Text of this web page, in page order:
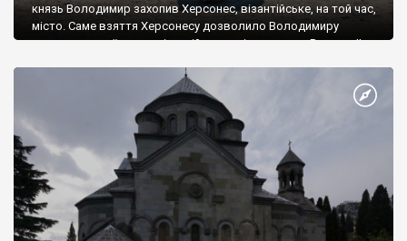
князь Володимир захопив Херсонес, візантійське, на той час,
місто. Саме взяття Херсонесу дозволило Володимиру
диктувати свої умови візантійському імператору Василю ІІ, та
Херсонесі Володимир-язичник, став Василем-християнином.
А потім було Хрещення Русі. На честь Херсонесу Таврійського